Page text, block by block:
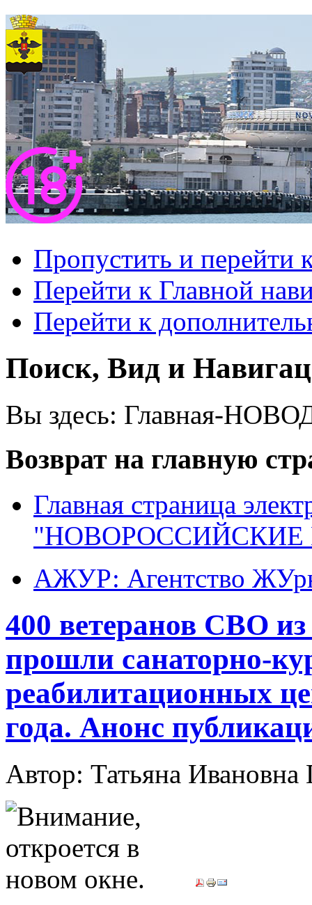
Пропустить и перейти
Перейти к Главной
Перейти к
Поиск, Вид и
Вы здесь: Главная-
Возврат на главную
Главная страница
"НОВОРОССИЙСКИЕ
АЖУР: Агентство
400 ветеранов СВО
прошли санаторно-
реабилитационных
года. Анонс
Автор: Татьяна